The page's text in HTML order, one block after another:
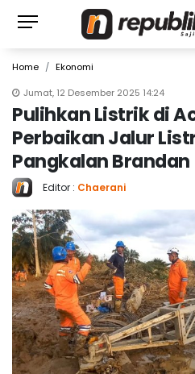
Home
Ekonomi
Jumat, 12 Desember 2025 14:24
Pulihkan Listrik di
Perbaikan Jalur
Pangkalan Brandan
Editor : Chaerani